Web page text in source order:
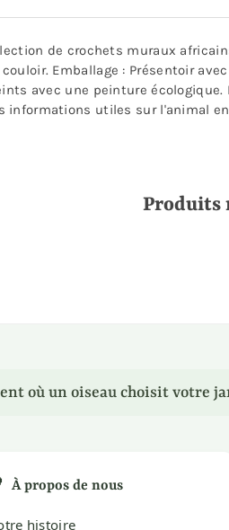
de crochets muraux
Emballage : Présentoir
avec une peinture
utiles sur l'animal en
Produits
où un oiseau choisit votre
À propos de nous
histoire